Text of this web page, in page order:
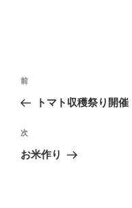
投
ナ
ビ
ゲ
前
の
稿
前
トマト収穫祭り開催
次
の
次
お米作り